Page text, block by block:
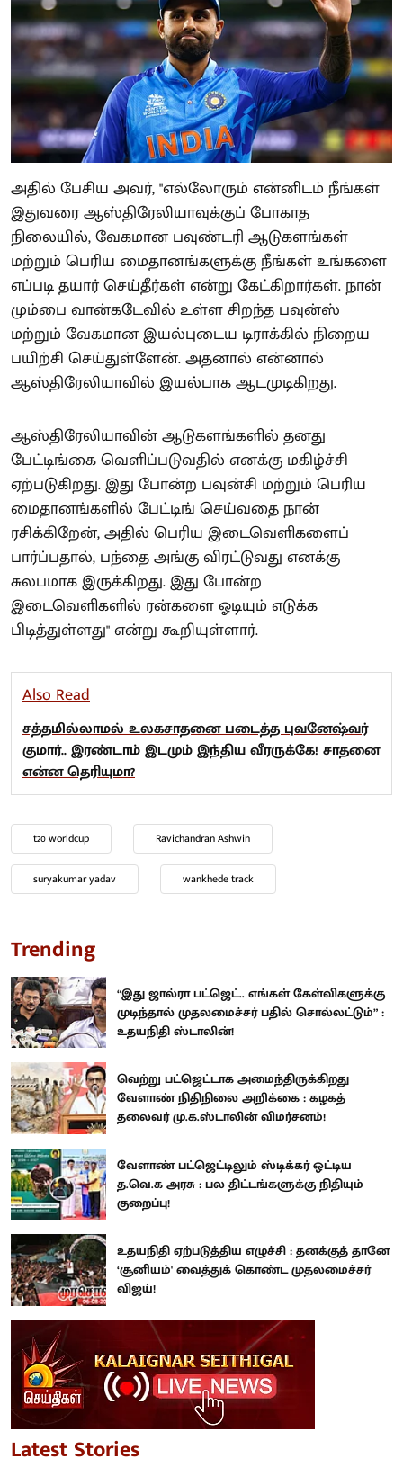
அதில் பேசிய அவர், "எல்லோரும் என்னிடம் நீங்கள்
இதுவரை ஆஸ்திரேலியாவுக்குப் போகாத
நிலையில், வேகமான பவுண்டரி ஆடுகளங்கள்
மற்றும் பெரிய மைதானங்களுக்கு நீங்கள் உங்களை
எப்படி தயார் செய்தீர்கள் என்று கேட்கிறார்கள். நான்
மும்பை வான்கடேவில் உள்ள சிறந்த பவுன்ஸ்
மற்றும் வேகமான இயல்புடைய டிராக்கில் நிறைய
பயிற்சி செய்துள்ளேன். அதனால் என்னால்
ஆஸ்திரேலியாவில் இயல்பாக ஆடமுடிகிறது.
ஆஸ்திரேலியாவின் ஆடுகளங்களில் தனது
பேட்டிங்கை வெளிப்படுவதில் எனக்கு மகிழ்ச்சி
ஏற்படுகிறது. இது போன்ற பவுன்சி மற்றும் பெரிய
மைதானங்களில் பேட்டிங் செய்வதை நான்
ரசிக்கிறேன், அதில் பெரிய இடைவெளிகளைப்
பார்ப்பதால், பந்தை அங்கு விரட்டுவது எனக்கு
சுலபமாக இருக்கிறது. இது போன்ற
இடைவெளிகளில் ரன்களை ஓடியும் எடுக்க
பிடித்துள்ளது" என்று கூறியுள்ளார்.
Also Read
சத்தமில்லாமல் உலகசாதனை படைத்த புவனேஷ்வர்
குமார்.. இரண்டாம் இடமும் இந்திய வீரருக்கே! சாதனை
என்ன தெரியுமா?
t20 worldcup Ravichandran Ashwin
suryakumar yadav wankhede track
Trending
“இது ஜால்ரா பட்ஜெட்.. எங்கள் கேள்விகளுக்கு
முடிந்தால் முதலமைச்சர் பதில் சொல்லட்டும்” :
உதயநிதி ஸ்டாலின்!
வெற்று பட்ஜெட்டாக அமைந்திருக்கிறது
வேளாண் நிதிநிலை அறிக்கை : கழகத்
தலைவர் மு.க.ஸ்டாலின் விமர்சனம்!
வேளாண் பட்ஜெட்டிலும் ஸ்டிக்கர் ஒட்டிய
த.வெ.க அரசு : பல திட்டங்களுக்கு நிதியும்
குறைப்பு!
உதயநிதி ஏற்படுத்திய எழுச்சி : தனக்குத் தானே
‘சூனியம்' வைத்துக் கொண்ட முதலமைச்சர்
விஜய்!
Latest Stories